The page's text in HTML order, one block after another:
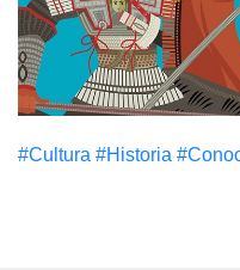
#Cultura #Historia